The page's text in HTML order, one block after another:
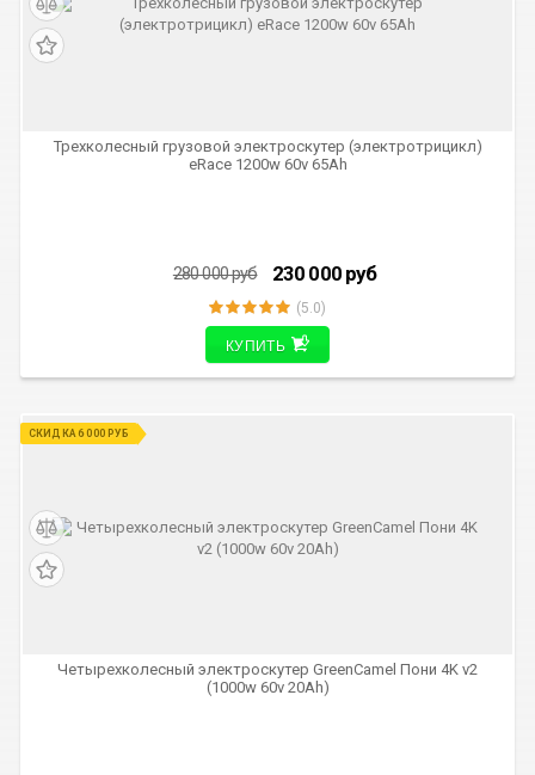
СКИДКА 50 000 РУБ
Трехколесный грузовой электроскутер (электротрицикл)
eRace 1200w 60v 65Ah
280 000руб 230 000 руб
(5.0)
КУПИТЬ
СКИДКА 6 000 РУБ
Четырехколесный электроскутер GreenCamel Пони 4K v2
(1000w 60v 20Ah)